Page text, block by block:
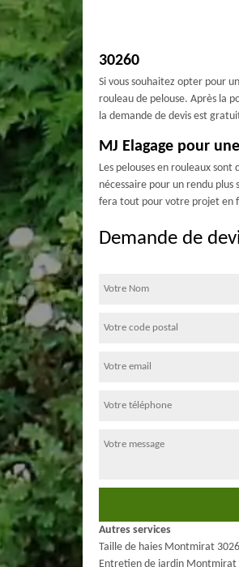
30260
Si vous souhaitez opter pour
rouleau de pelouse. Après la
la demande de devis est
MJ Elagage pour
Les pelouses en rouleaux
nécessaire pour un rendu
fera tout pour votre projet en
Demande de
Autres services
Taille de haies Montmirat
Entretien de jardin Montmirat